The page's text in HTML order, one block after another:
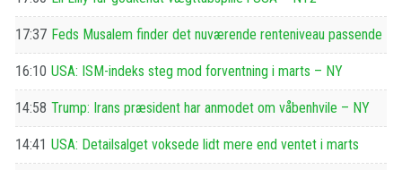
17:37 Feds Musalem finder det nuværende renteniveau passende
16:10 USA: ISM-indeks steg mod forventning i marts – NY
14:58 Trump: Irans præsident har anmodet om våbenhvile – NY
14:41 USA: Detailsalget voksede lidt mere end ventet i marts